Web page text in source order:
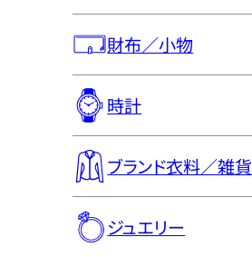
財布／小物
時計
ブランド衣料／雑貨
ジュエリー